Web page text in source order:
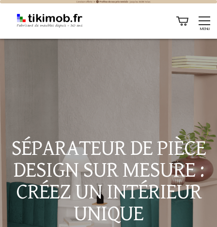
MENU
Séparateur de Pièce Design sur Mesure : Créez un Intérieur
SÉPARATEUR DE PIÈCE
DESIGN SUR MESURE :
CRÉEZ UN INTÉRIEUR
UNIQUE